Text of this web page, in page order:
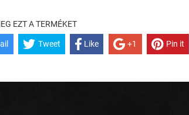
EZT A TERMÉKET
Tweet Like +1 Pin it